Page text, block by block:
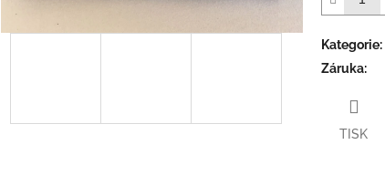
Kategorie:
Záruka:
TISK